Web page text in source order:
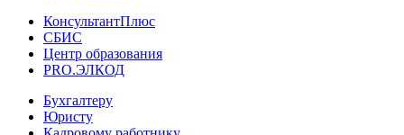
КонсультантПлюс
СБИС
Центр образования
PRO.ЭЛКОД
Бухгалтеру
Юристу